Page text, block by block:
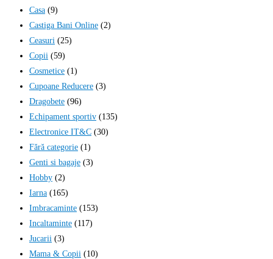
Casa (9)
Castiga Bani Online (2)
Ceasuri (25)
Copii (59)
Cosmetice (1)
Cupoane Reducere (3)
Dragobete (96)
Echipament sportiv (135)
Electronice IT&C (30)
Fără categorie (1)
Genti si bagaje (3)
Hobby (2)
Iarna (165)
Imbracaminte (153)
Incaltaminte (117)
Jucarii (3)
Mama & Copii (10)